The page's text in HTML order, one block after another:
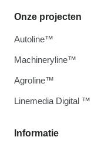
Informatie
Onze projecten
Autoline™
Machineryline™
Agroline™
Linemedia Digital ™